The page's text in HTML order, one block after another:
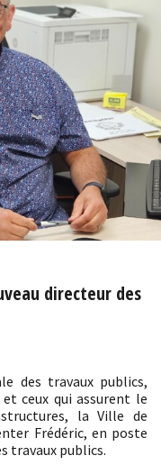
directeur des
des travaux publics,
ceux qui assurent le
la Ville de
Frédéric, en poste
travaux publics.